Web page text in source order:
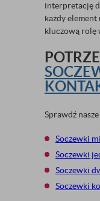
interpretację
każdy
kluczową rolę
Sprawdź
Soczewki
Soczewki
Soczewki
Soczewki